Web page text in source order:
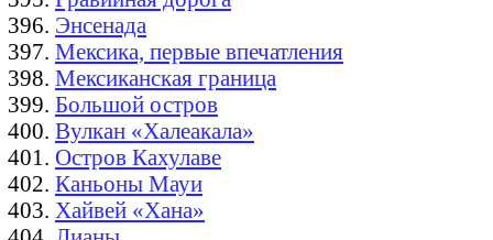
Энсенада
Мексика, первые впечатления
Мексиканская граница
Большой остров
Вулкан «Халеакала»
Остров Кахулаве
Каньоны Мауи
Хайвей «Хана»